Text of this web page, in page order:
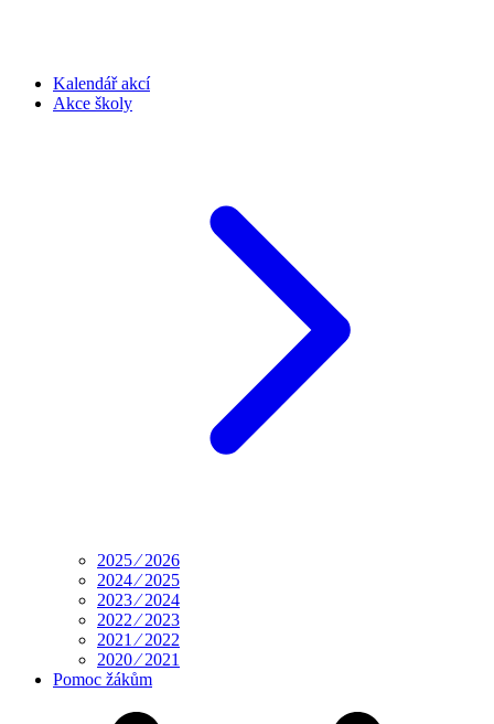
Kalendář akcí
Akce školy
2025 ⁄ 2026
2024 ⁄ 2025
2023 ⁄ 2024
2022 ⁄ 2023
2021 ⁄ 2022
2020 ⁄ 2021
Pomoc žákům